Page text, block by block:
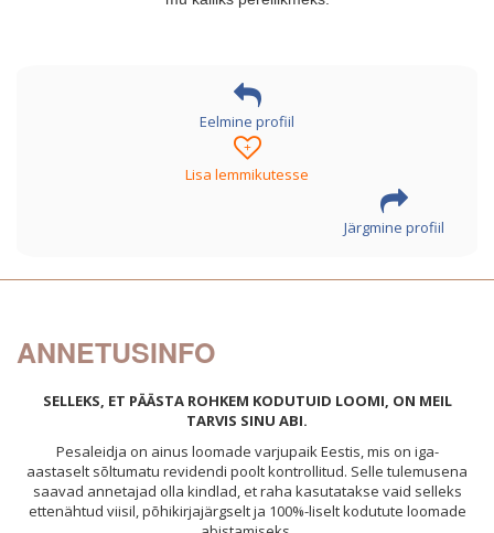
Eelmine profiil
+
Lisa lemmikutesse
Järgmine profiil
ANNETUSINFO
SELLEKS, ET PÄÄSTA ROHKEM KODUTUID LOOMI, ON MEIL
TARVIS SINU ABI.
Pesaleidja on ainus loomade varjupaik Eestis, mis on iga-
aastaselt sõltumatu revidendi poolt kontrollitud. Selle tulemusena
saavad annetajad olla kindlad, et raha kasutatakse vaid selleks
ettenähtud viisil, põhikirjajärgselt ja 100%-liselt kodutute loomade